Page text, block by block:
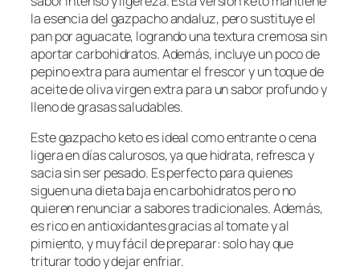
la esencia del gazpacho andaluz, pero sustituye el
pan por aguacate, logrando una textura cremosa sin
aportar carbohidratos. Además, incluye un poco de
pepino extra para aumentar el frescor y un toque de
aceite de oliva virgen extra para un sabor profundo y
lleno de grasas saludables.
Este gazpacho keto es ideal como entrante o cena
ligera en días calurosos, ya que hidrata, refresca y
sacia sin ser pesado. Es perfecto para quienes
siguen una dieta baja en carbohidratos pero no
quieren renunciar a sabores tradicionales. Además,
es rico en antioxidantes gracias al tomate y al
pimiento, y muy fácil de preparar: solo hay que
triturar todo y dejar enfriar.